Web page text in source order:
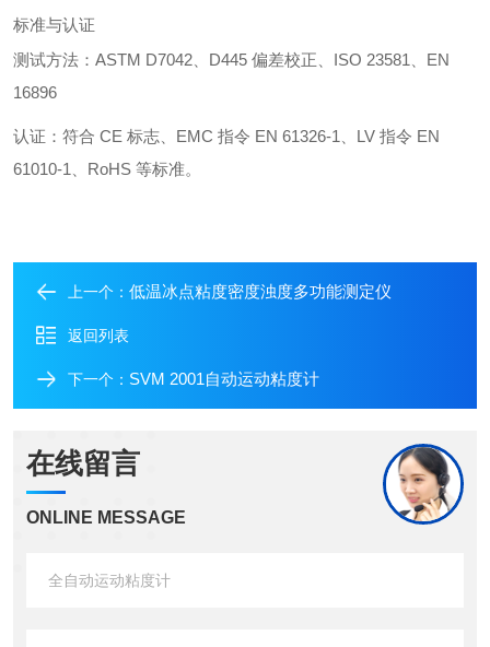
标准与认证
测试方法：ASTM D7042、D445 偏差校正、ISO 23581、EN
16896
认证：符合 CE 标志、EMC 指令 EN 61326-1、LV 指令 EN
61010-1、RoHS 等标准。
上一个： 低温冰点粘度密度浊度多功能测定仪
返回列表
下一个： SVM 2001自动运动粘度计
在线留言
ONLINE MESSAGE